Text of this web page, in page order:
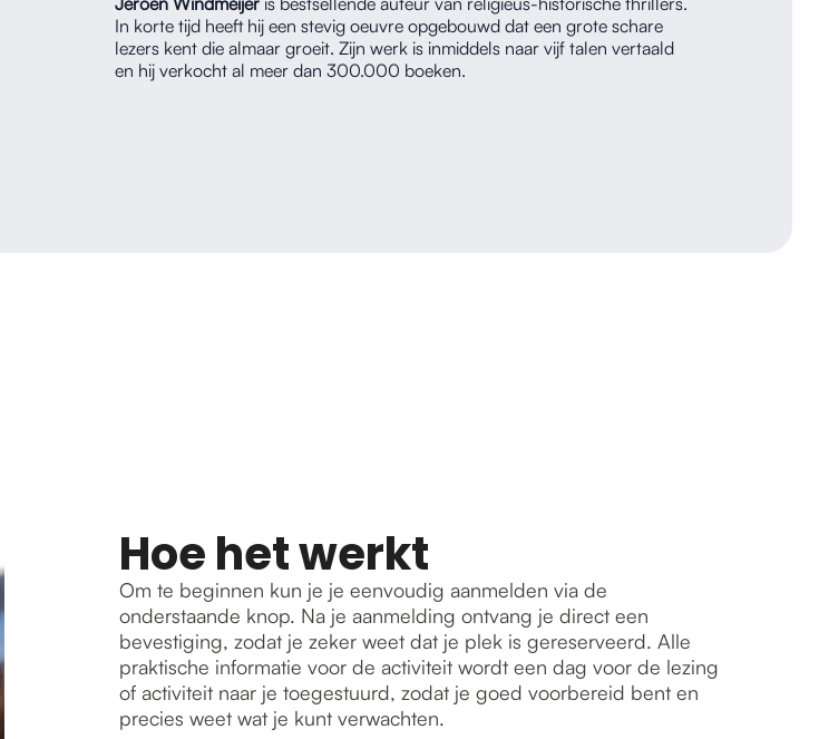
In korte tijd heeft hij een stevig oeuvre opgebouwd dat een grote schare
lezers kent die almaar groeit. Zijn werk is inmiddels naar vijf talen vertaald
en hij verkocht al meer dan 300.000 boeken.
Hoe het werkt
Om te beginnen kun je je eenvoudig aanmelden via de
onderstaande knop. Na je aanmelding ontvang je direct een
bevestiging, zodat je zeker weet dat je plek is gereserveerd. Alle
praktische informatie voor de activiteit wordt een dag voor de lezing
of activiteit naar je toegestuurd, zodat je goed voorbereid bent en
precies weet wat je kunt verwachten.